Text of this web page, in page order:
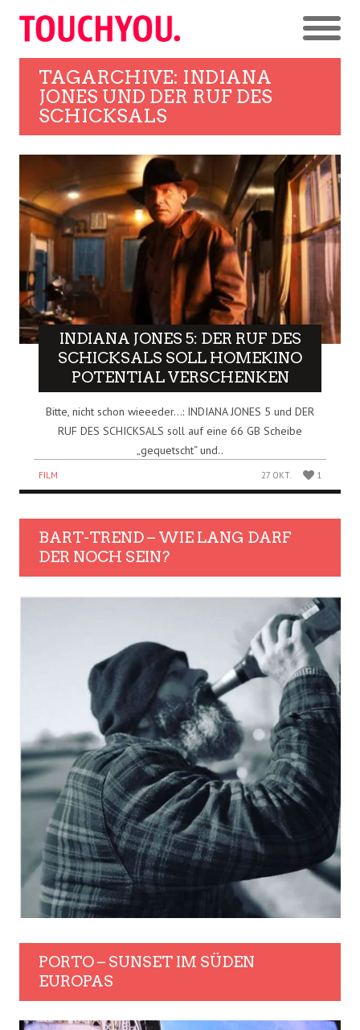
TAGARCHIVE: INDIANA
JONES UND DER RUF DES
SCHICKSALS
INDIANA JONES 5: DER RUF DES
SCHICKSALS SOLL HOMEKINO
POTENTIAL VERSCHENKEN
Bitte, nicht schon wieeeder…: INDIANA JONES 5 und DER
RUF DES SCHICKSALS soll auf eine 66 GB Scheibe
„gequetscht“ und..
FILM 27 OKT. 1
BART-TREND – WIE LANG DARF
DER NOCH SEIN?
PORTO – SUNSET IM SÜDEN
EUROPAS